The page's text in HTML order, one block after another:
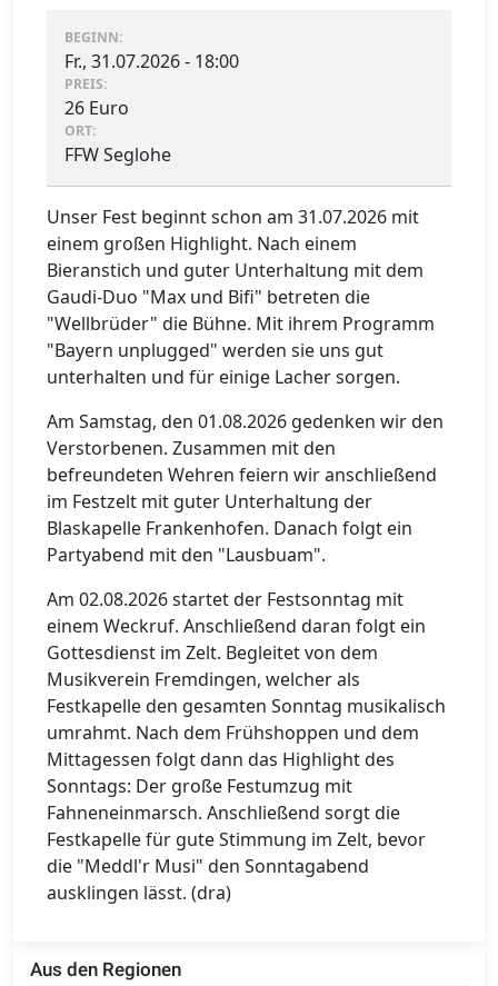
BEGINN:
Fr., 31.07.2026 - 18:00
PREIS:
26 Euro
ORT:
FFW Seglohe
Unser Fest beginnt schon am 31.07.2026 mit
einem großen Highlight. Nach einem
Bieranstich und guter Unterhaltung mit dem
Gaudi-Duo "Max und Bifi" betreten die
"Wellbrüder" die Bühne. Mit ihrem Programm
"Bayern unplugged" werden sie uns gut
unterhalten und für einige Lacher sorgen.
Am Samstag, den 01.08.2026 gedenken wir den
Verstorbenen. Zusammen mit den
befreundeten Wehren feiern wir anschließend
im Festzelt mit guter Unterhaltung der
Blaskapelle Frankenhofen. Danach folgt ein
Partyabend mit den "Lausbuam".
Am 02.08.2026 startet der Festsonntag mit
einem Weckruf. Anschließend daran folgt ein
Gottesdienst im Zelt. Begleitet von dem
Musikverein Fremdingen, welcher als
Festkapelle den gesamten Sonntag musikalisch
umrahmt. Nach dem Frühshoppen und dem
Mittagessen folgt dann das Highlight des
Sonntags: Der große Festumzug mit
Fahneneinmarsch. Anschließend sorgt die
Festkapelle für gute Stimmung im Zelt, bevor
die "Meddl'r Musi" den Sonntagabend
ausklingen lässt. (dra)
Aus den Regionen